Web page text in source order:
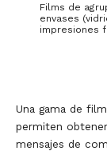
Films de
envases
impresiones
Una gama de
permiten
mensajes de